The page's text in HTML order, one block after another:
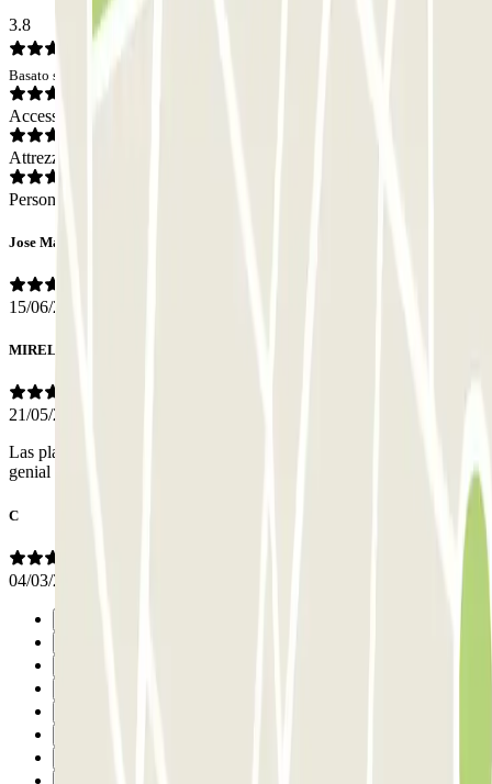
3.8
Basato su 29 opinioni
Accesso
Attrezzatura
Personale
Jose Maria
15/06/2026
MIRELLA
21/05/2026
Las plazas son muy amplias, entras y sales con lector de matrícula,
genial
C
04/03/2026